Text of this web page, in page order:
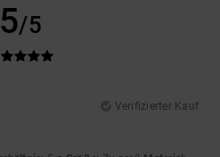
5/5
Verifizierter Kauf